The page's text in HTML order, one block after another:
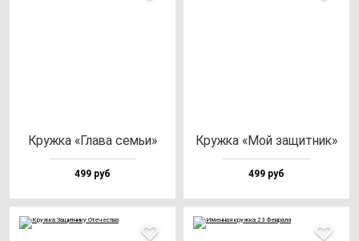
Круж­ка «Гла­ва cемьи»
499 руб
Круж­ка «Мой за­щит­ник»
499 руб